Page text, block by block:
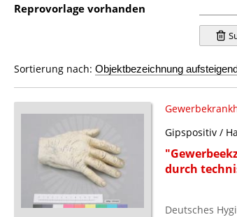
Reprovorlage vorhanden
Sortierung nach:
Gipspositiv /
durch
Deutsches